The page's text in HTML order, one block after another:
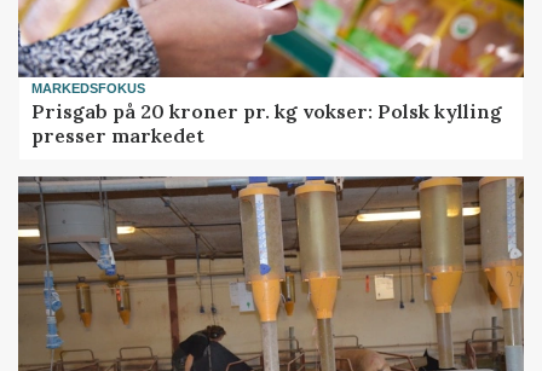
MARKEDSFOKUS
Prisgab på 20 kroner pr. kg vokser: Polsk kylling
presser markedet